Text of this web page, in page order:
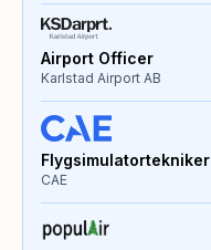
Airport Officer
Karlstad Airport AB
Flygsimulatortekniker
CAE